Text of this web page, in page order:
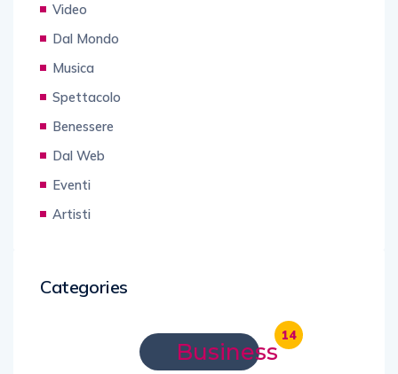
Video
Dal Mondo
Musica
Spettacolo
Benessere
Dal Web
Eventi
Artisti
Categories
Business
14